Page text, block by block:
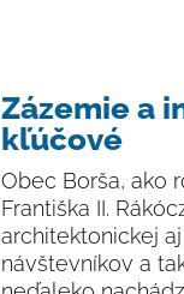
Zázemie a
kľúčové
Obec Borša, ako
Františka II.
architektonickej
návštevníkov a